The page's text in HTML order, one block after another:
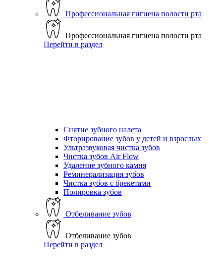
Профессиональная гигиена полости рта
Профессиональная гигиена полости рта
Перейти в раздел
Снятие зубного налета
Фторирование зубов у детей и взрослых
Ультразвуковая чистка зубов
Чистка зубов Air Flow
Удаление зубного камня
Реминерализация зубов
Чистка зубов с брекетами
Полировка зубов
Отбеливание зубов
Отбеливание зубов
Перейти в раздел